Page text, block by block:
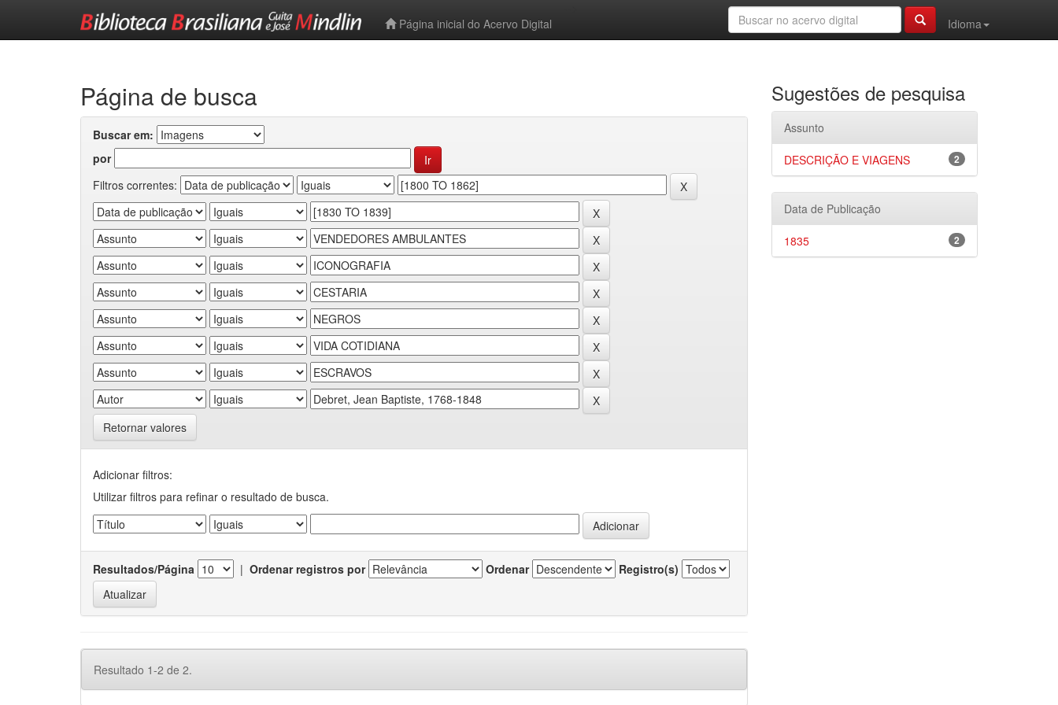
Página inicial do Acervo Digital
Idioma
Página de busca
Buscar em:
por
Filtros correntes:
Retornar valores
Adicionar filtros:
Utilizar filtros para refinar o resultado de busca.
Resultados/Página | Ordenar registros por Ordenar Registro(s)
Resultado 1-2 de 2.
Sugestões de pesquisa
Assunto
2
DESCRIÇÃO E VIAGENS
Data de Publicação
2
1835